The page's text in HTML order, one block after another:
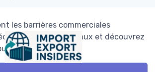
les barrières commerciales
internationaux et découvrez
les surmonter.